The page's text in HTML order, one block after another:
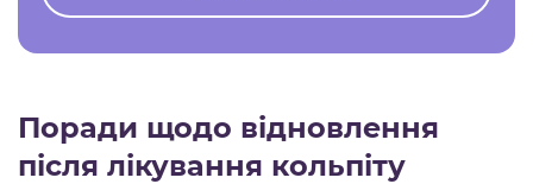
Поради щодо відновлення
після лікування кольпіту